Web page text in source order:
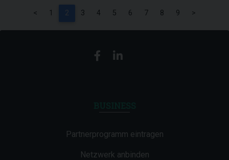
< 1 2 3 4 5 6 7 8 9 >
Partnerprogramm eintragen
Netzwerk anbinden